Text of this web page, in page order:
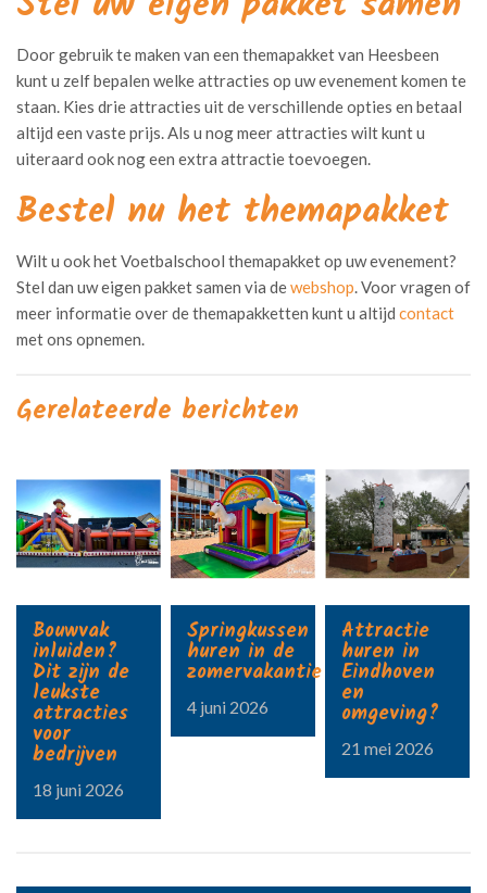
Door gebruik te maken van een themapakket van Heesbeen
kunt u zelf bepalen welke attracties op uw evenement komen te
staan. Kies drie attracties uit de verschillende opties en betaal
altijd een vaste prijs. Als u nog meer attracties wilt kunt u
uiteraard ook nog een extra attractie toevoegen.
Bestel nu het themapakket
Wilt u ook het Voetbalschool themapakket op uw evenement?
Stel dan uw eigen pakket samen via dewebshop. Voor vragen of
meer informatie over de themapakketten kunt u altijd contact
met ons opnemen.
Gerelateerde berichten
Bouwvak
inluiden?
Dit zijn de
leukste
attracties
voor
bedrijven
18 juni 2026
Springkussen
huren in de
zomervakantie?
4 juni 2026
Attractie
huren in
Eindhoven
en
omgeving?
21 mei 2026